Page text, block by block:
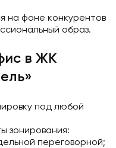
на фоне конкурентов
образ.
в ЖК
под любой
зонирования:
переговорной;